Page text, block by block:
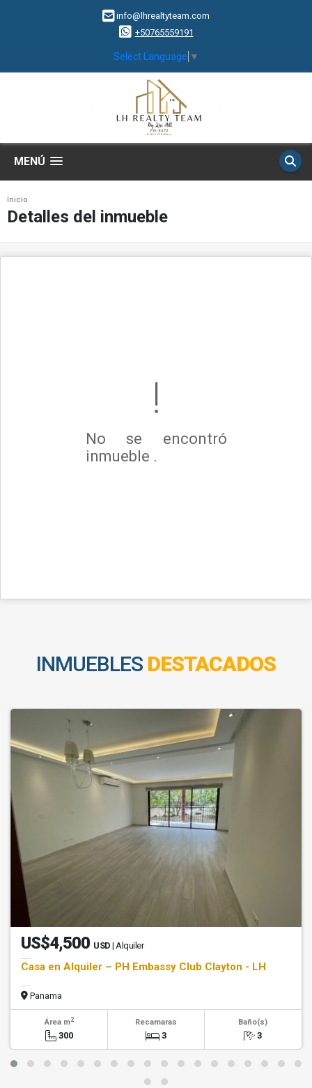
info@lhrealtyteam.com
+50765559191
Select Language ▼
MENÚ
Inicio
Detalles del inmueble
No se encontró
inmueble .
INMUEBLES DESTACADOS
US$4,500 USD | Alquiler
Casa en Alquiler – PH Embassy Club Clayton - LH
Panama
Área m2
300
Recamaras
3
Baño(s)
3